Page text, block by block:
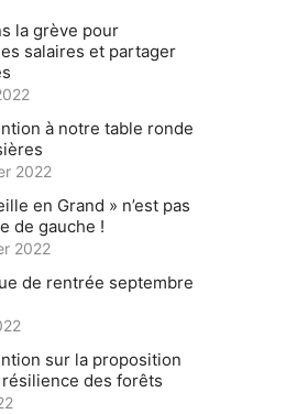
la grève pour
salaires et partager
à notre table ronde
2022
en Grand » n’est pas
de gauche !
2022
de rentrée septembre
sur la proposition
des forêts